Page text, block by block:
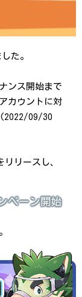
た。
ンス開始まで
カウントに対
(2022/09/30
リースし、
ペーン開始